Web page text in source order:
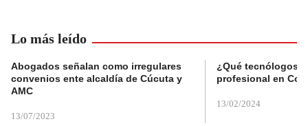
Lo más leído
Abogados señalan como irregulares
convenios ente alcaldía de Cúcuta y
AMC
13/07/2023
¿Qué tecnólogos
profesional en
13/02/2024